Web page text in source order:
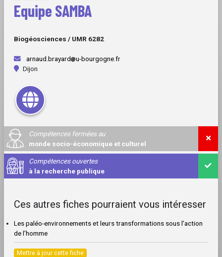
Equipe SAMBA
Biogéosciences / UMR 6282
arnaud.brayard
u-bourgogne.fr
Dijon
Compétences fermées au
monde socio-économique et culturel
Compétences ouvertes
à la recherche publique
Ces autres fiches pourraient vous intéresser
Les paléo-environnements et leurs transformations sous l’action
de l’homme
Mettre à jour cette fiche